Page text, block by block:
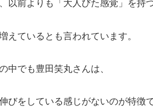
以前よりも「大人びた感覚」を持
えているとも言われています。
中でも豊田笑丸さんは、
びをしている感じがないのが特徴で